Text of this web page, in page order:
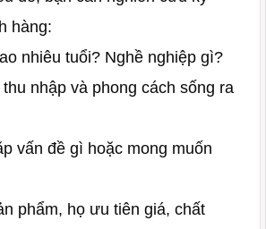
hàng:
nhiêu tuổi? Nghề nghiệp gì?
nhập và phong cách sống ra
vấn đề gì hoặc mong muốn
phẩm, họ ưu tiên giá, chất